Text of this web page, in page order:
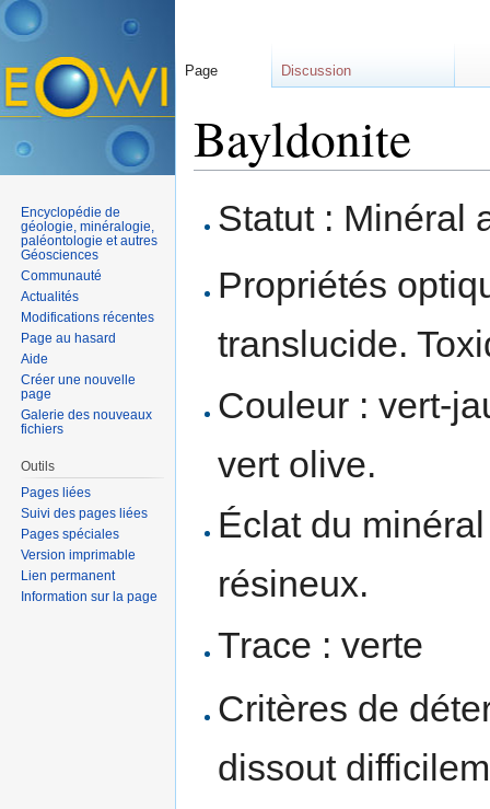
Bayldonite
Statut : Minéral
Propriétés
translucide.
Couleur : vert-
vert olive.
Éclat du
résineux.
Trace : verte
Critères de
dissout
Page Discussion
Encyclopédie de
géologie, minéralogie,
paléontologie et autres
Géosciences
Communauté
Actualités
Modifications récentes
Page au hasard
Aide
Créer une nouvelle
page
Galerie des nouveaux
fichiers
Outils
Pages liées
Suivi des pages liées
Pages spéciales
Version imprimable
Lien permanent
Information sur la page